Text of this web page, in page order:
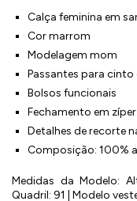
Calça feminina em
Cor marrom
Modelagem mom
Passantes para
Bolsos funcionais
Fechamento em
Detalhes de recorte
Composição: 100%
Medidas da Modelo:
Quadril: 91 | Modelo